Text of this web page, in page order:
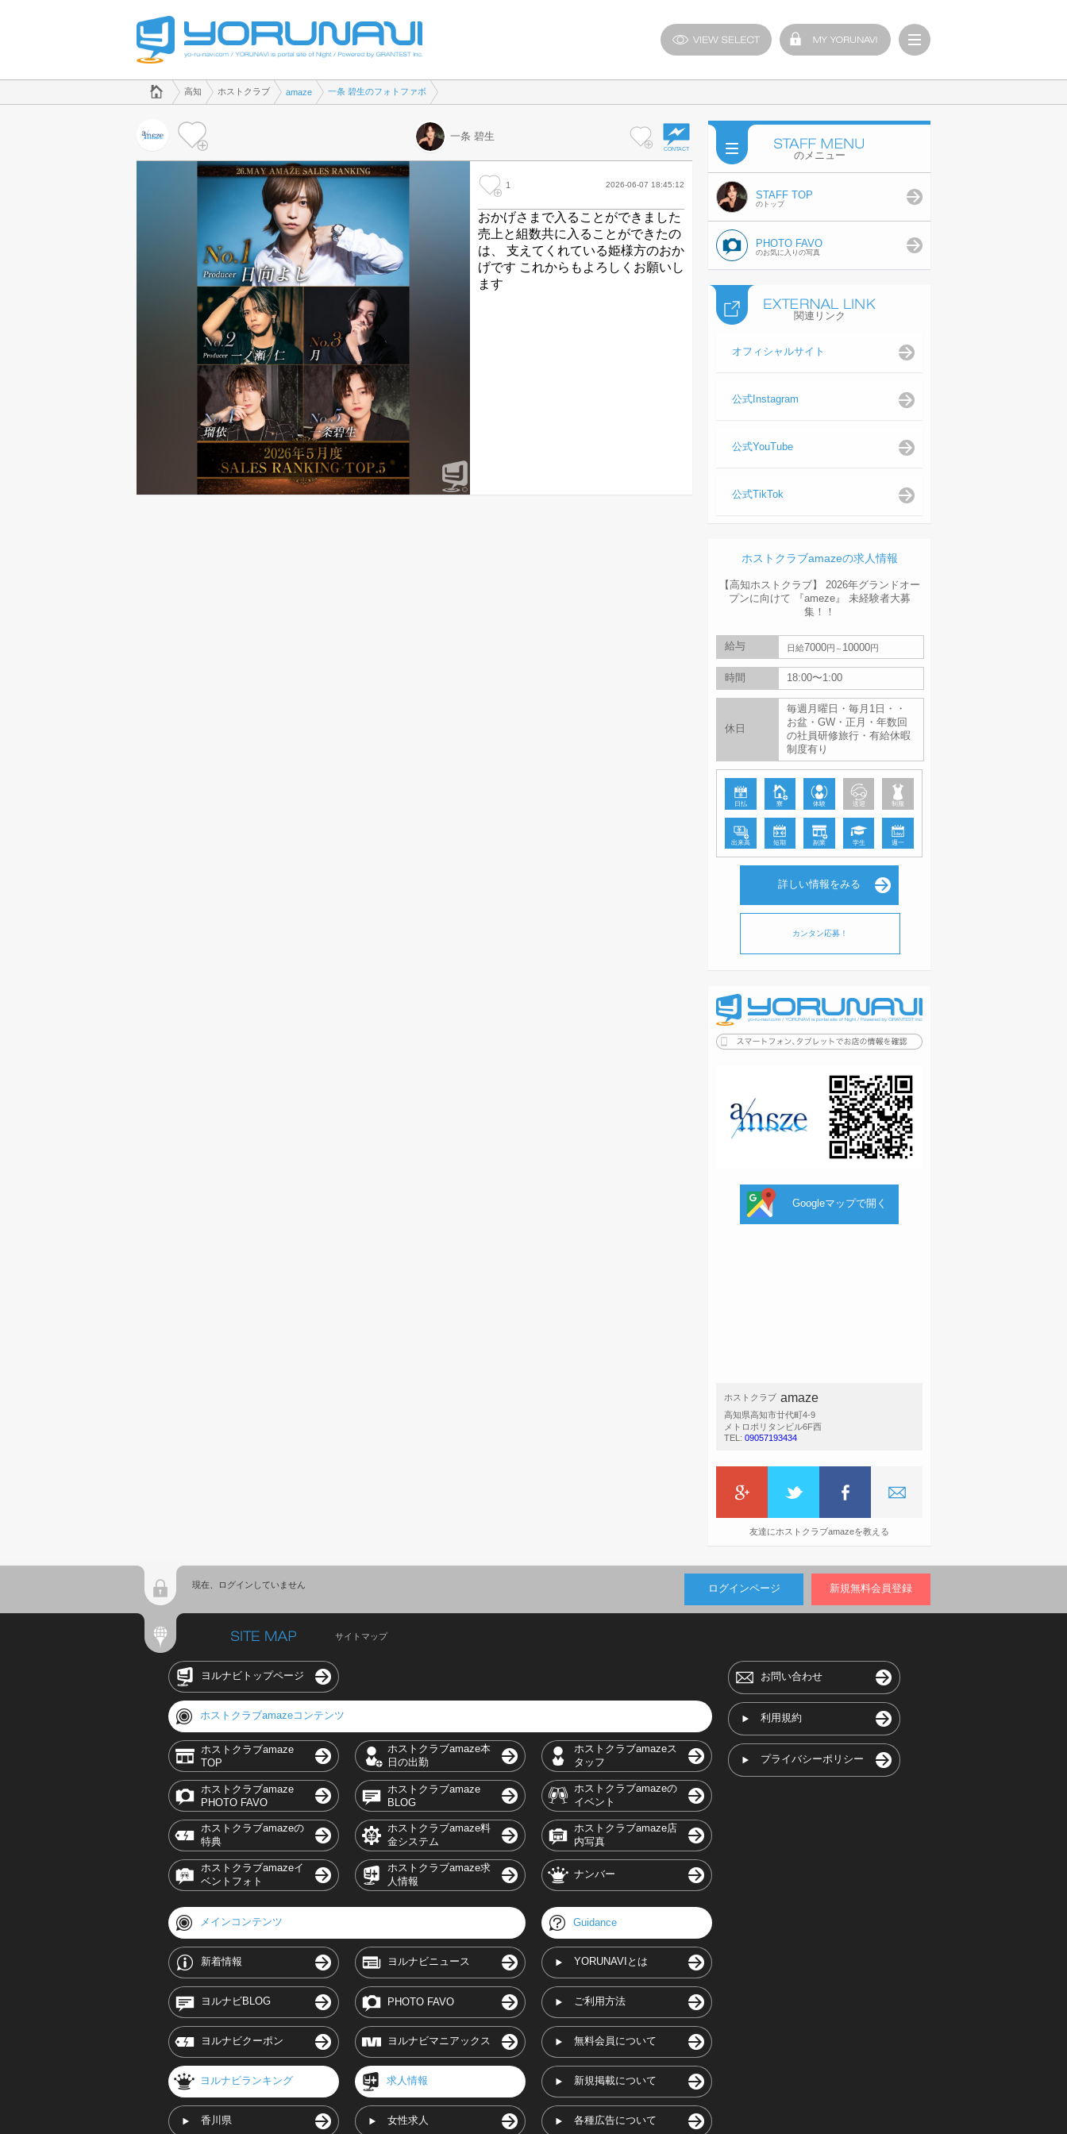
でホストクラブのことなら、ホストクラブ amaze([kana])
高知県版
高知 ホストクラブ amaze 一条 碧生のフォトファボ
一条 碧生
1 2026-06-07 18:45:12
おかげさまで入ることができました
売上と組数共に入ることができたの
は、 支えてくれている姫様方のおか
げです これからもよろしくお願いし
ます
のメニュー
STAFF TOP
のトップ
PHOTO FAVO
のお気に入りの写真
関連リンク
オフィシャルサイト
公式Instagram
公式YouTube
公式TikTok
ホストクラブamazeの求人情報
【高知ホストクラブ】 2026年グランドオー
プンに向けて 『ameze』 未経験者大募
集！！
給与 日給7000円 10000円
時間 18:00〜1:00
休日
毎週月曜日・毎月1日・・
お盆・GW・正月・年数回
の社員研修旅行・有給休暇
制度有り
日払 寮 体験 送迎 制服
出来高 短期 副業 学生 週一
詳しい情報をみる
カンタン応募！
Googleマップで開く
ホストクラブ amaze
高知県高知市廿代町4-9
メトロポリタンビル6F西
TEL: 09057193434
友達にホストクラブamazeを教える
現在、ログインしていません ログインページ 新規無料会員登録
サイトマップ
ヨルナビトップページ
ホストクラブamazeコンテンツ
ホストクラブamaze
TOP
ホストクラブamaze本
日の出勤
ホストクラブamazeス
タッフ
ホストクラブamaze
PHOTO FAVO
ホストクラブamaze
BLOG
ホストクラブamazeの
イベント
ホストクラブamazeの
特典
ホストクラブamaze料
金システム
ホストクラブamaze店
内写真
ホストクラブamazeイ
ベントフォト
ホストクラブamaze求
人情報
ナンバー
メインコンテンツ
新着情報 ヨルナビニュース
ヨルナビBLOG PHOTO FAVO
ヨルナビクーポン ヨルナビマニアックス
ヨルナビランキング
香川県
求人情報
女性求人
Guidance
YORUNAVIとは
ご利用方法
無料会員について
新規掲載について
各種広告について
お問い合わせ
利用規約
プライバシーポリシー